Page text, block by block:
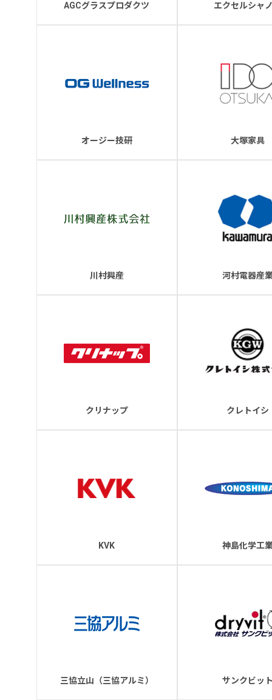
AGCグラスプロダクツ エクセルシャ
オージー技研 大塚家具
川村興産 河村電器産
クリナップ クレトイシ
KVK 神島化学工
三協立山（三協アルミ） サンクビッ